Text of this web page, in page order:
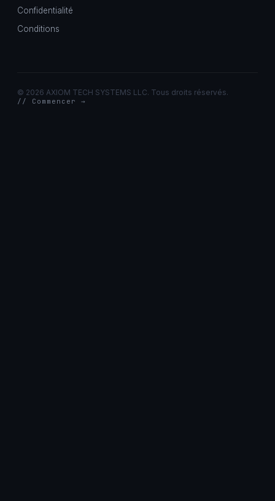
Confidentialité
Conditions
© 2026 AXIOM TECH SYSTEMS LLC. Tous droits réservés.
// Commencer →